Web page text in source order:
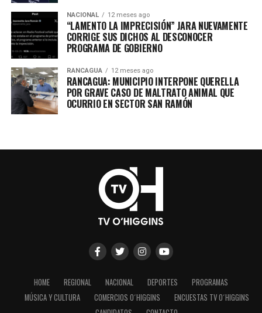
NACIONAL 12 meses ago
“LAMENTO LA IMPRECISIÓN” JARA NUEVAMENTE
CORRIGE SUS DICHOS AL DESCONOCER
PROGRAMA DE GOBIERNO
RANCAGUA 12 meses ago
RANCAGUA: MUNICIPIO INTERPONE QUERELLA
POR GRAVE CASO DE MALTRATO ANIMAL QUE
OCURRIO EN SECTOR SAN RAMÓN
HOME REGIONAL NACIONAL DEPORTES
PROGRAMAS
MÚSICA Y CULTURA
COMERCIOS O´HIGGINS
ENCUESTAS TV O´HIGGINS